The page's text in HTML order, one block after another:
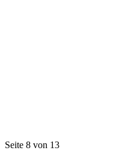
Seite 8 von 13